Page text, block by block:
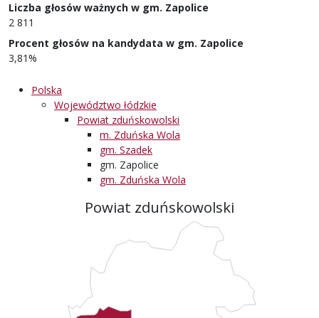
Liczba głosów ważnych w gm. Zapolice
2 811
Procent głosów na kandydata w gm. Zapolice
3,81%
Polska
Województwo łódzkie
Powiat zduńskowolski
m. Zduńska Wola
gm. Szadek
gm. Zapolice
gm. Zduńska Wola
Powiat zduńskowolski